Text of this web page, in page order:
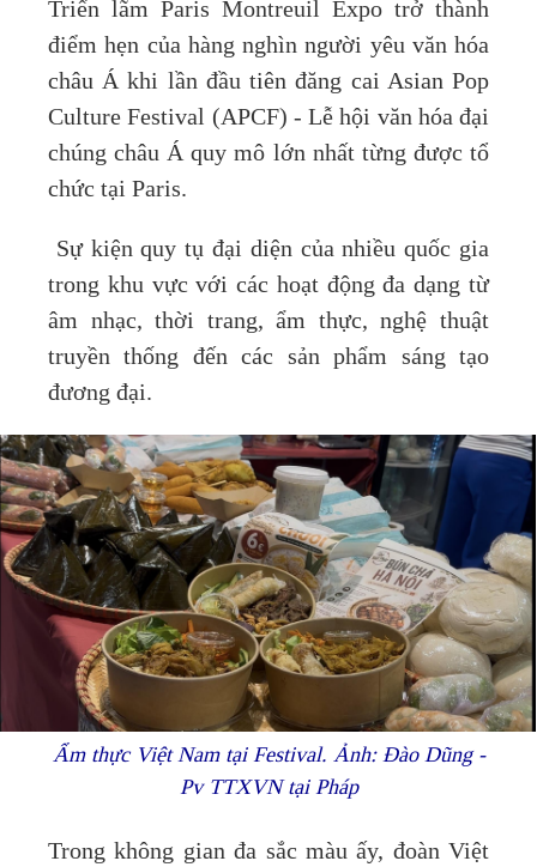
Triển lãm Paris Montreuil Expo trở thành
điểm hẹn của hàng nghìn người yêu văn hóa
châu Á khi lần đầu tiên đăng cai Asian Pop
Culture Festival (APCF) - Lễ hội văn hóa đại
chúng châu Á quy mô lớn nhất từng được tổ
chức tại Paris.
Sự kiện quy tụ đại diện của nhiều quốc gia
trong khu vực với các hoạt động đa dạng từ
âm nhạc, thời trang, ẩm thực, nghệ thuật
truyền thống đến các sản phẩm sáng tạo
đương đại.
Ẩm thực Việt Nam tại Festival. Ảnh: Đào Dũng -
Pv TTXVN tại Pháp
Trong không gian đa sắc màu ấy, đoàn Việt